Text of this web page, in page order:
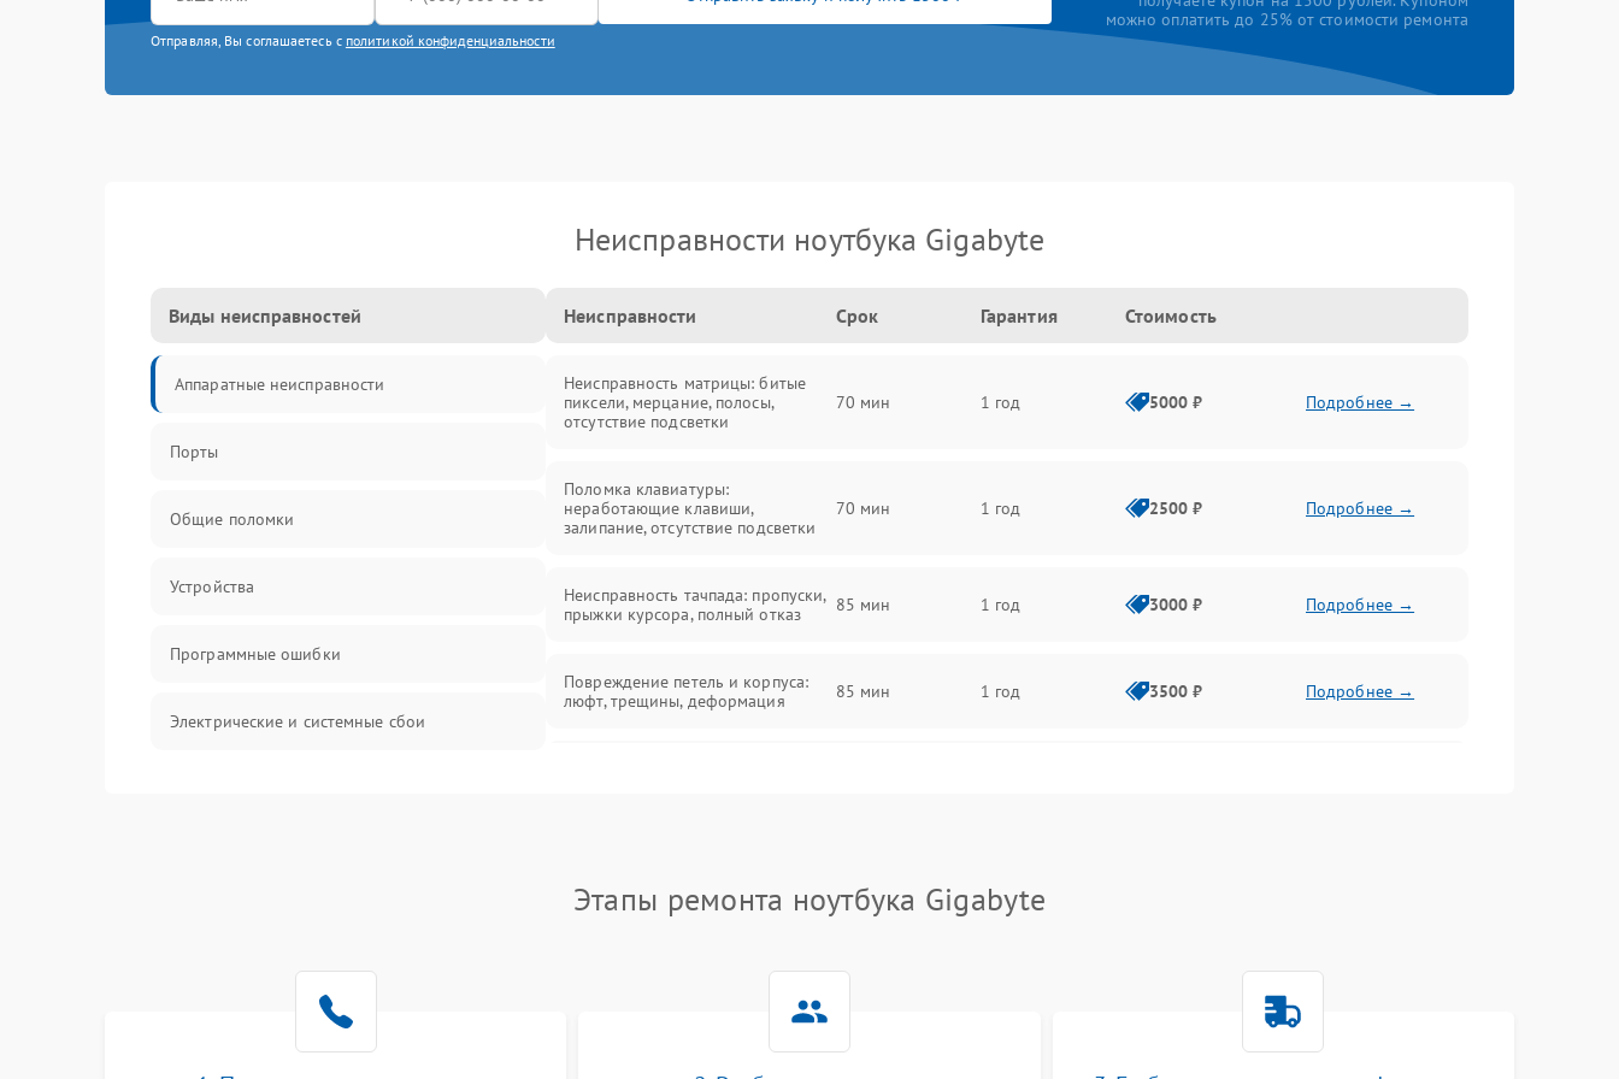
Отправляя, Вы соглашаетесь с политикой конфиденциальности
можно оплатить до 25% от стоимости ремонта
Неисправности ноутбука Gigabyte
Виды неисправностей
Аппаратные неисправности
Порты
Общие поломки
Устройства
Программные ошибки
Электрические и системные сбои
Система охлаждения
Неисправности Срок Гарантия Стоимость
Неисправность матрицы: битые
пиксели, мерцание, полосы,
отсутствие подсветки
70 мин 1 год 5000 ₽ Подробнее →
Поломка клавиатуры:
неработающие клавиши,
залипание, отсутствие подсветки
70 мин 1 год 2500 ₽ Подробнее →
Неисправность тачпада: пропуски,
прыжки курсора, полный отказ
85 мин 1 год 3000 ₽ Подробнее →
Повреждение петель и корпуса:
люфт, трещины, деформация
85 мин 1 год 3500 ₽ Подробнее →
устройства или разъёма питания
85 мин 1 год
Этапы ремонта ноутбука Gigabyte